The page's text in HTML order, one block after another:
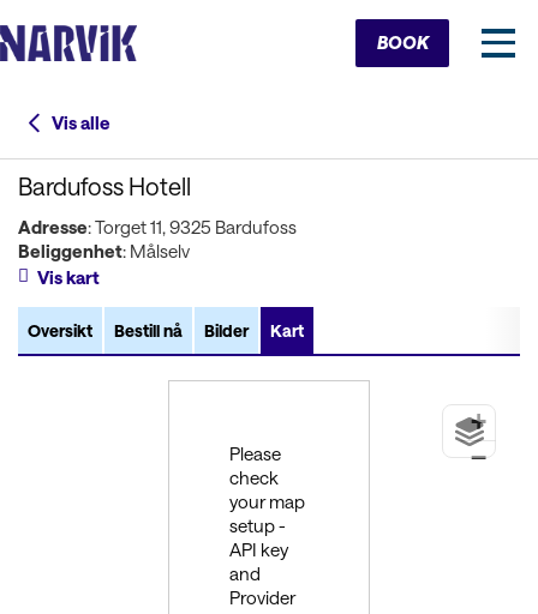
Cart
BOOK
Vis alle
Bardufoss Hotell
Adresse: Torget 11, 9325 Bardufoss
Beliggenhet: Målselv
Vis kart
Oversikt Bestill nå Bilder Kart
Please
check
your map
setup -
API key
and
Provider
+
−